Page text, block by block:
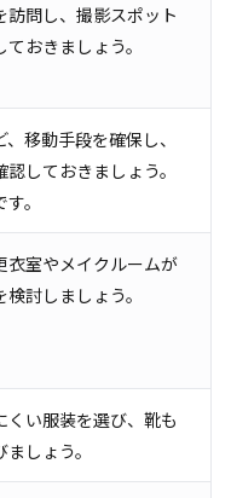
問し、撮影スポット
おきましょう。
移動手段を確保し、
しておきましょう。
。
衣室やメイクルームが
討しましょう。
い服装を選び、靴も
しょう。